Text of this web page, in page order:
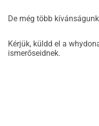
De még több
Kérjük, küldd el a
ismerőseidnek.